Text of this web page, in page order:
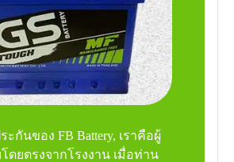
ะกันของ FB Battery, เราคือผู้
ดยตรงจากโรงงาน เมื่อท่าน